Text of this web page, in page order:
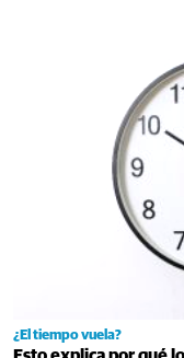
¿El tiempo vuela?